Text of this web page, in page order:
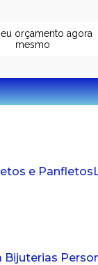
orçamento agora
mesmo
e Panfletos
Bijuterias